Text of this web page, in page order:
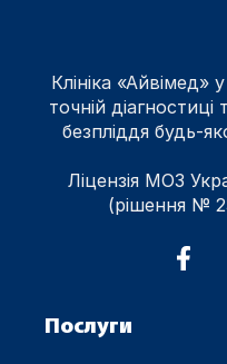
Клініка «Айвімед»
точній
безпліддя будь-
Ліцензія МОЗ
(рішення №
Послуги